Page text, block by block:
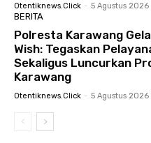
Otentiknews.click - 5 Agustus 2026
BERITA
Polresta Karawang
Wish: Tegaskan
Sekaligus Luncurkan
Karawang
Otentiknews.click - 5 Agustus 2026